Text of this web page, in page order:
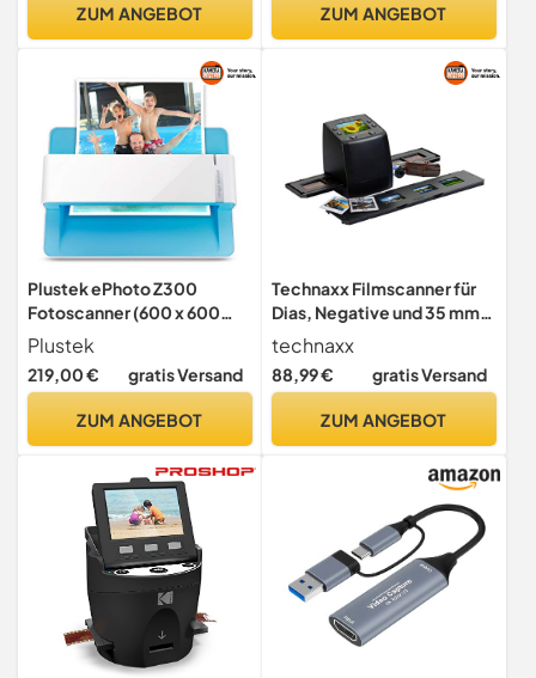
Farbkorrektur, scannt
ZUM ANGEBOT ZUM ANGEBOT
Plustek ePhoto Z300
Fotoscanner (600 x 600
dpi, USB) mit Einzugssensor
Plustek
219,00 € gratis Versand
ZUM ANGEBOT
Technaxx Filmscanner für
Dias, Negative und 35 mm
Film zur Digitalisierung von
Filmnegativen und Dias,
5MP CMOS-Sensor, 2,4-
bis 32GB, Stand-Alone
technaxx
88,99 € gratis Versand
ZUM ANGEBOT